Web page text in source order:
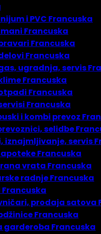
i PVC Francuska
Francuska
Francuska
Francuska
ugradnja, servis
Francuska
Francuska
Francuska
i kombi prevoz
selidbe
iznajmljivanje, servis
Francuska
vrata Francuska
radnje Francuska
prodaja satova
Francuska
garderoba Francuska